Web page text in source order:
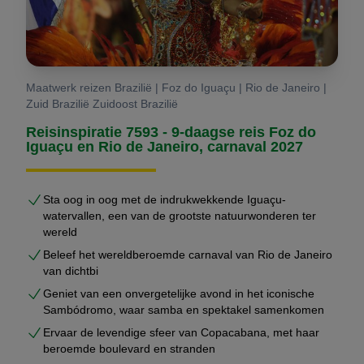
Maatwerk reizen Brazilië | Foz do Iguaçu | Rio de Janeiro |
Zuid Brazilië Zuidoost Brazilië
Reisinspiratie 7593 - 9-daagse reis Foz do
Iguaçu en Rio de Janeiro, carnaval 2027
Sta oog in oog met de indrukwekkende Iguaçu-
watervallen, een van de grootste natuurwonderen ter
wereld
Beleef het wereldberoemde carnaval van Rio de Janeiro
van dichtbi
Geniet van een onvergetelijke avond in het iconische
Sambódromo, waar samba en spektakel samenkomen
Ervaar de levendige sfeer van Copacabana, met haar
beroemde boulevard en stranden